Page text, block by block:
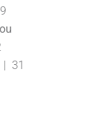
| 31